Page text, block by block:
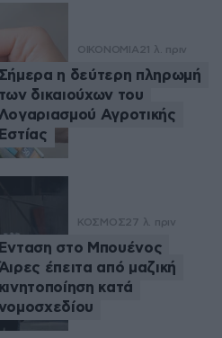
ΟΙΚΟΝΟΜΙΑ21 λ. πριν
Σήμερα η δεύτερη πληρωμή
των δικαιούχων του
Λογαριασμού Αγροτικής
Εστίας
ΚΟΣΜΟΣ27 λ. πριν
στο Μπουένος
έπειτα από μαζική
κινητοποίηση κατά